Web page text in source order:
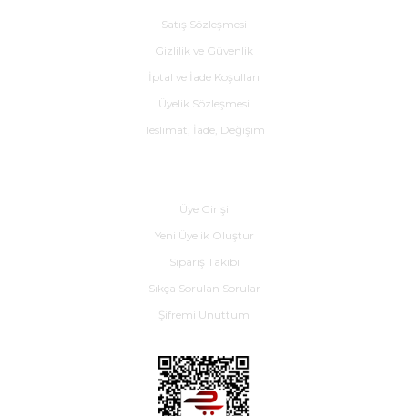
Satış Sözleşmesi
Gizlilik ve Güvenlik
İptal ve İade Koşulları
Üyelik Sözleşmesi
Teslimat, İade, Değişim
Üye Girişi
Yeni Üyelik Oluştur
Sipariş Takibi
Sıkça Sorulan Sorular
Şifremi Unuttum